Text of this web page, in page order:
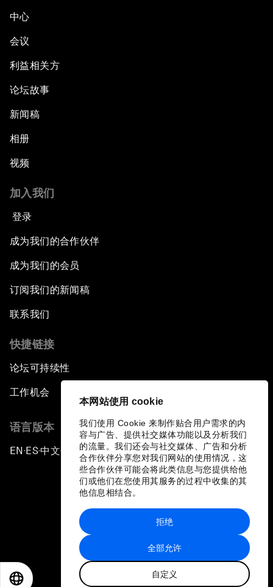
本网站使用 cookie
我们使用 Cookie 来制作贴合用户需求的内
容与广告、提供社交媒体功能以及分析我们
的流量。我们还会与社交媒体、广告和分析
合作伙伴分享您对我们网站的使用情况，这
些合作伙伴可能会将此类信息与您提供给他
们或他们在您使用其服务的过程中收集的其
他信息相结合。
全部允许
自定义
拒绝
中心
会议
利益相关方
论坛故事
新闻稿
相册
视频
加入我们
登录
成为我们的合作伙伴
成为我们的会员
订阅我们的新闻稿
联系我们
快捷链接
论坛可持续性
工作机会
语言版本
EN ▪ES▪中文▪ 日本語
站点地图
世界经济论坛